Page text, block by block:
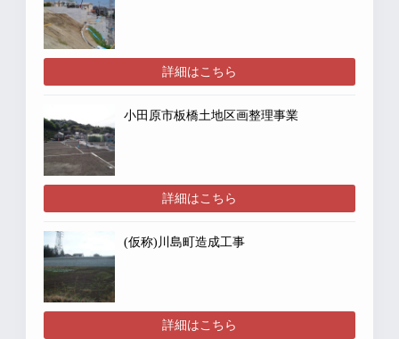
詳細はこちら
小田原市板橋土地区画整理事業
詳細はこちら
(仮称)川島町造成工事
詳細はこちら